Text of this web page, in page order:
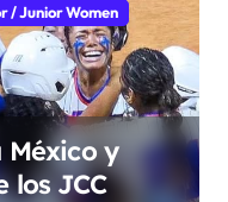
/ Junior Women
México y
los JCC